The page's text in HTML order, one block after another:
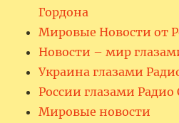
Гордона
Мировые Новости от
Новости – мир
Украина глазами
России глазами Радио
Мировые новости